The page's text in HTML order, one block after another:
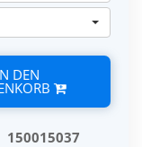
DEN
150015037